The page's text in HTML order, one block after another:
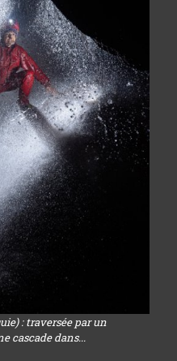
: traversée par un
cascade dans...